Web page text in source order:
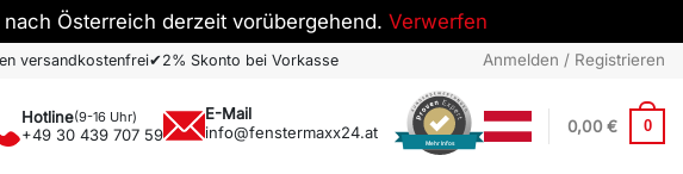
Österreich derzeit vorübergehend. Verwerfen
versandkostenfrei✔2% Skonto bei Vorkasse Anmelden / Registrieren
Hotline(9-16 Uhr)
+49 30 439 707 59
E-Mail
info@fenstermaxx24.at
Mehr Infos
0,00€ 0